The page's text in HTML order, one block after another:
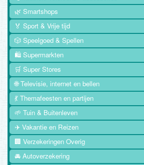
🌿 Smartshops
🏅 Sport & Vrije tijd
🎲 Speelgoed & Spellen
🛍️ Supermarkten
🛒 Super Stores
🌐 Televisie, internet en bellen
💃 Themafeesten en partijen
🌱 Tuin & Buitenleven
✈️ Vakantie en Reizen
🏢 Verzekeringen Overig
🚘 Autoverzekering